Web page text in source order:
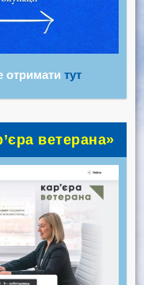
отримати тут
ветерана»